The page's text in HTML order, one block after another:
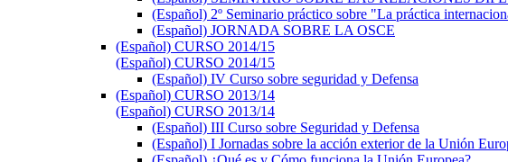
(Español) 2º Seminario práctico sobre "La práctica
(Español) JORNADA SOBRE LA OSCE
(Español) CURSO 2014/15
(Español) CURSO 2014/15
(Español) IV Curso sobre seguridad y Defensa
(Español) CURSO 2013/14
(Español) CURSO 2013/14
(Español) III Curso sobre Seguridad y Defensa
(Español) I Jornadas sobre la acción exterior de la Unión